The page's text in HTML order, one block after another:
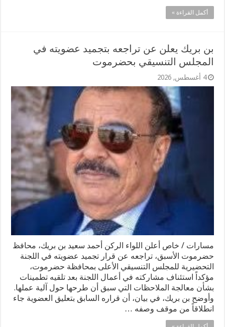
أكمل القراءة »
بن بريك يعلن عن تراجعه بتجميد عضويته في
المجلس التنسيقي بحضرموت
4 أغسطس, 2026
مسارات / خاص أعلن اللواء الركن أحمد سعيد بن بريك، محافظ
حضرموت الأسبق، تراجعه عن قرار تجميد عضويته في اللجنة
التحضيرية للمجلس التنسيقي الأعلى بمحافظة حضرموت،
مؤكداً استئناف مشاركته في أعمال اللجنة بعد تلقيه تطمينات
بشأن معالجة الملاحظات التي سبق أن طرحها حول آلية عملها.
وأوضح بن بريك، في بيان، أن قراره السابق بتعليق العضوية جاء
انطلاقاً من موقف وصفه …